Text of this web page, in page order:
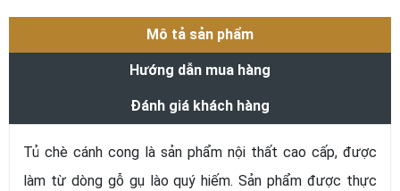
Mô tả sản phẩm
Hướng dẫn mua hàng
Đánh giá khách hàng
Tủ chè cánh cong là sản phẩm nội thất cao cấp, được
làm từ dòng gỗ gụ lào quý hiếm. Sản phẩm được thực